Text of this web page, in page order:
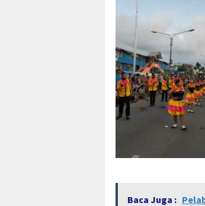
Baca Juga :